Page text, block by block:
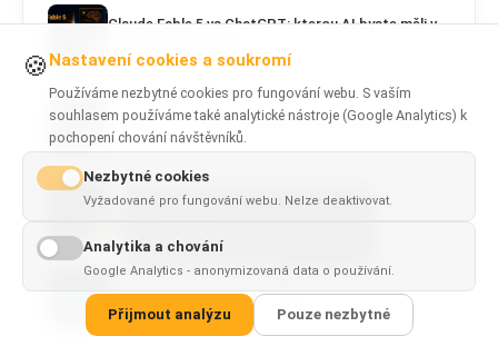
Claude Fable 5 vs ChatGPT: kterou AI byste měli v
ChatGPT vs Claude: Kterého AI asistenta zvolit?
ChatGPT vs Gemini: Který AI nástroj je v roce 2026
ChatGPT vs Perplexity: Nejlepší AI nástroj pro
odpovědi a výzkum
This page is
available in
🍪 Nastavení cookies a soukromí
Používáme nezbytné cookies pro fungování webu. S vaším
souhlasem používáme také analytické nástroje (Google Analytics) k
pochopení chování návštěvníků.
Nezbytné cookies
Vyžadované pro fungování webu. Nelze deaktivovat.
Analytika a chování
Google Analytics - anonymizovaná data o používání.
Přijmout analýzu Pouze nezbytné